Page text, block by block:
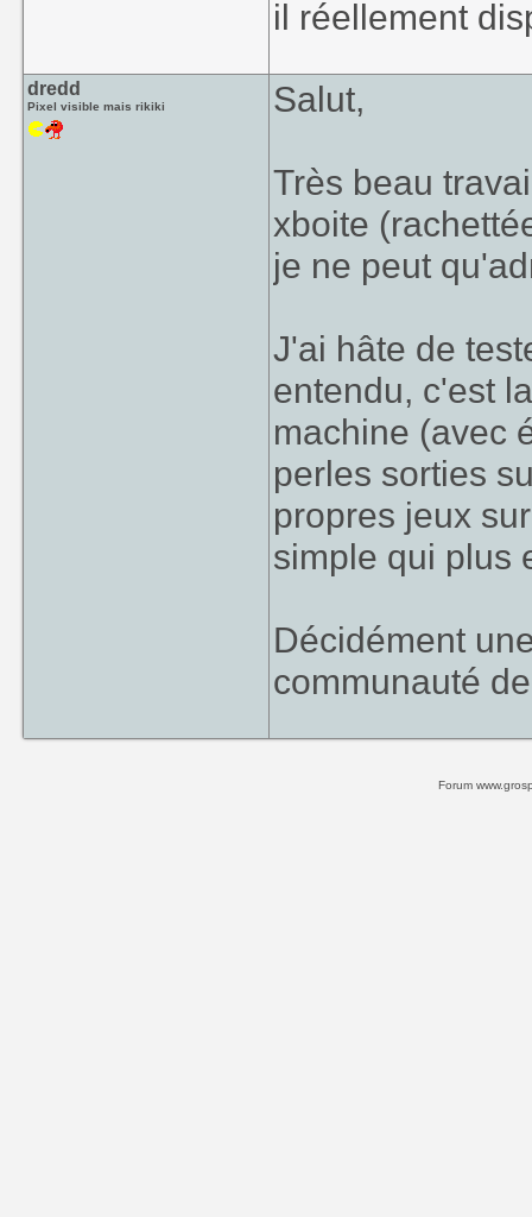
il réellement
dredd
Pixel visible mais rikiki Salut,
Très beau
xboite
je ne peut
J'ai hâte de
entendu, c'est
machine (avec
perles sorties
propres jeux
simple qui plus
Décidément
communauté
Forum